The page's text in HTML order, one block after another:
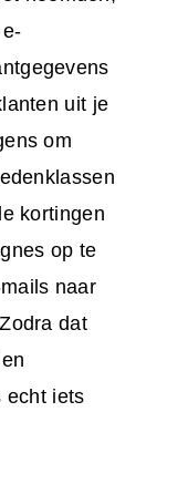
uit je
om
kortingen
op te
naar
dat
echt iets